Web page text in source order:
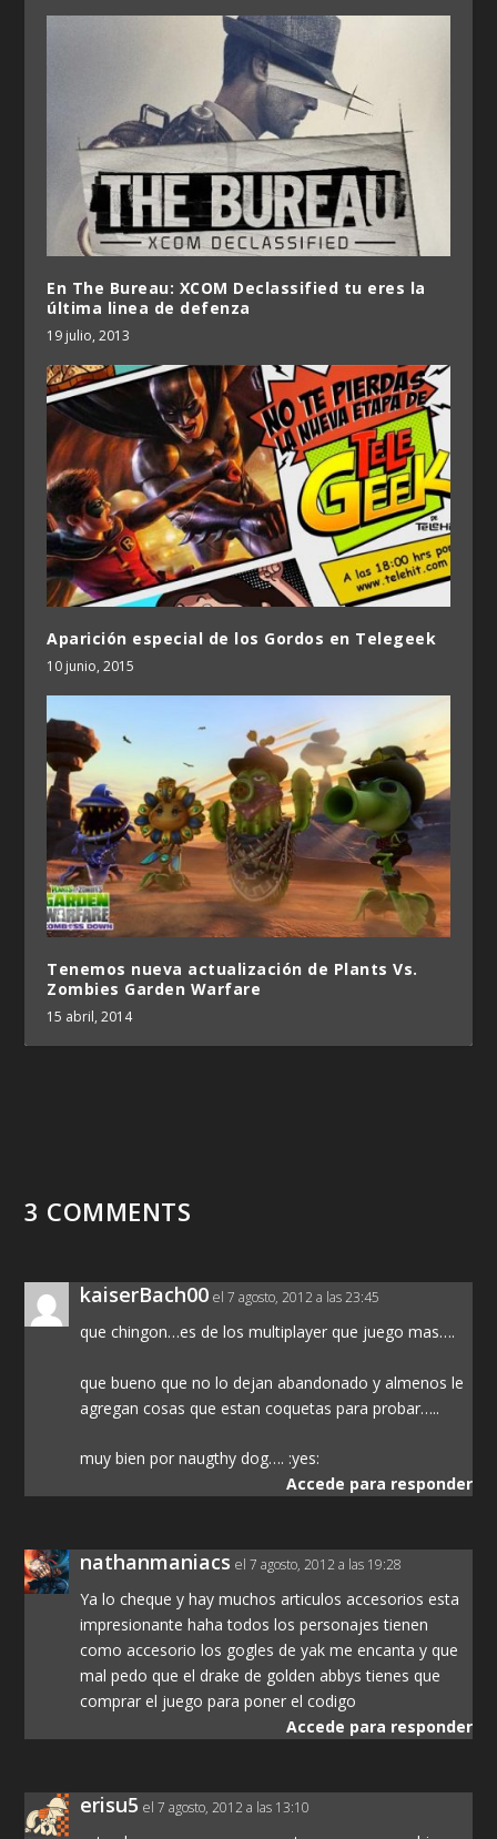
En The Bureau: XCOM Declassified tu eres la
última linea de defenza
19 julio, 2013
Aparición especial de los Gordos en Telegeek
10 junio, 2015
Tenemos nueva actualización de Plants Vs.
Zombies Garden Warfare
15 abril, 2014
3 COMMENTS
kaiserBach00 el 7 agosto, 2012 a las 23:45
que chingon…es de los multiplayer que juego mas….
que bueno que no lo dejan abandonado y almenos le
agregan cosas que estan coquetas para probar…..
muy bien por naugthy dog…. :yes:
Accede para responder
nathanmaniacs el 7 agosto, 2012 a las 19:28
Ya lo cheque y hay muchos articulos accesorios esta
impresionante haha todos los personajes tienen
como accesorio los gogles de yak me encanta y que
mal pedo que el drake de golden abbys tienes que
comprar el juego para poner el codigo
Accede para responder
erisu5 el 7 agosto, 2012 a las 13:10